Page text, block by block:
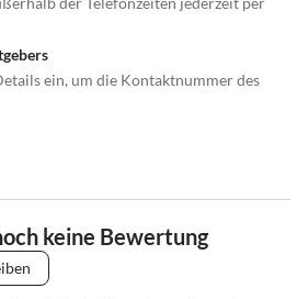
ein, um die Kontaktnummer des
keine Bewertung